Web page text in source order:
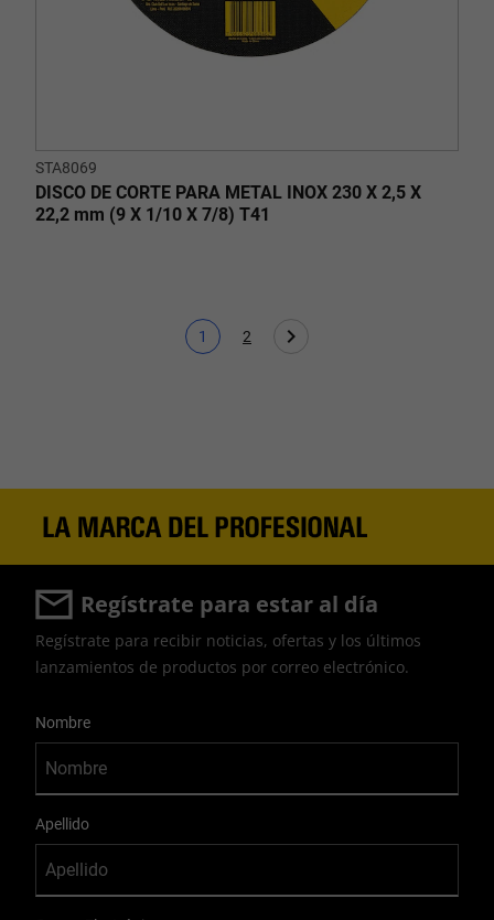
STA8069
DISCO DE CORTE PARA METAL INOX 230 X 2,5 X
22,2 mm (9 X 1/10 X 7/8) T41
Página actual
1
Page
2
Regístrate para estar al día
Regístrate para recibir noticias, ofertas y los últimos
lanzamientos de productos por correo electrónico.
Nombre
Apellido